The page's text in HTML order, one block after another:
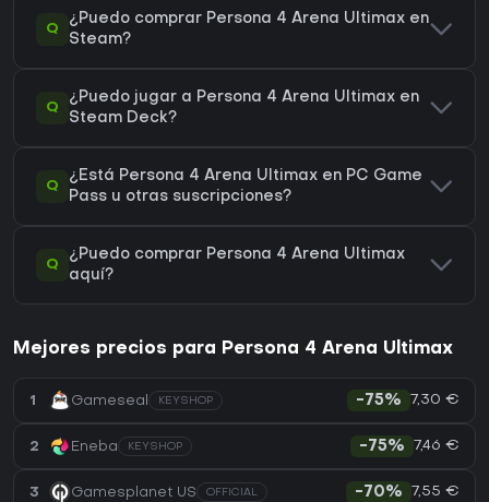
Q
¿Puedo comprar Persona 4 Arena Ultimax en
Steam?
Q
¿Puedo jugar a Persona 4 Arena Ultimax en
Steam Deck?
Q
¿Está Persona 4 Arena Ultimax en PC Game
Pass u otras suscripciones?
Q
¿Puedo comprar Persona 4 Arena Ultimax
aquí?
Mejores precios para Persona 4 Arena Ultimax
1 Gameseal KEYSHOP -75% 7,30 €
2 Eneba KEYSHOP -75% 7,46 €
3 Gamesplanet US OFFICIAL -70% 7,55 €